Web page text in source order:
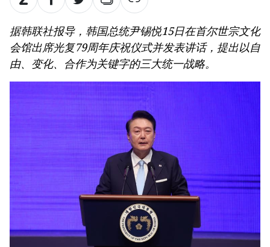
据韩联社报导，韩国总统尹锡悦15日在首尔世宗文化
会馆出席光复79周年庆祝仪式并发表讲话，提出以自
由、变化、合作为关键字的三大统一战略。